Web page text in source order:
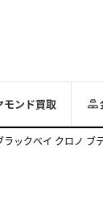
モンド買取
ラックベイ クロノ ブ